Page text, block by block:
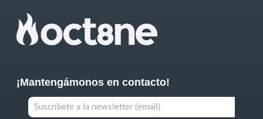
¡Mantengámonos en contacto!